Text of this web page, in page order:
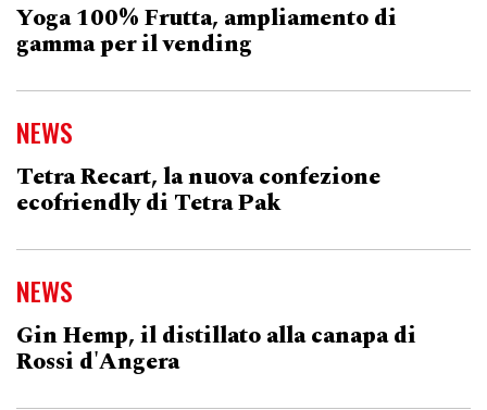
Yoga 100% Frutta, ampliamento di
gamma per il vending
NEWS
Tetra Recart, la nuova confezione
ecofriendly di Tetra Pak
NEWS
Gin Hemp, il distillato alla canapa di
Rossi d'Angera